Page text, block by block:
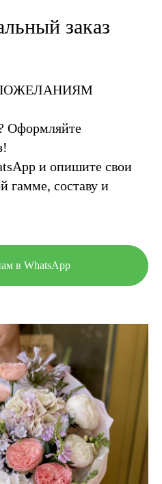
заказ
Оформляйте
и опишите свои
гамме, составу и
в WhatsApp